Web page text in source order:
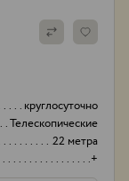
круглосуточно
Телескопические
22 метра
+